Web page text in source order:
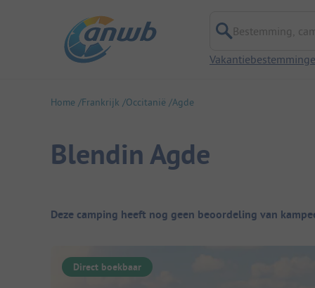
Bestemming,
Home Frankrijk Occitanië Agde
Blendin Agde
Camping overzicht
Deze camping heeft nog geen beoordeling van
Direct boekbaar